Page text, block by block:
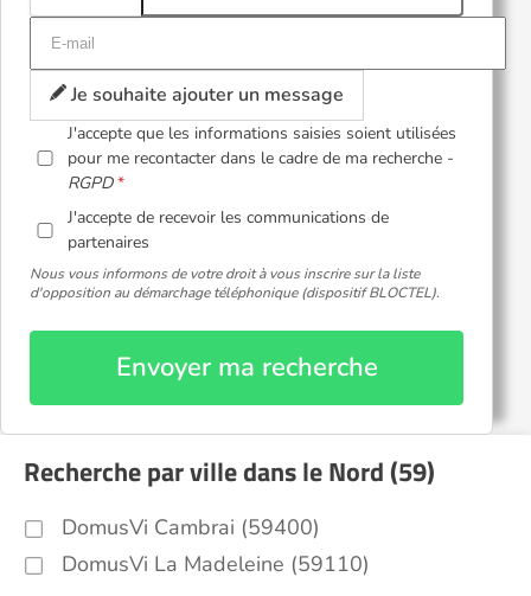
Je souhaite ajouter un message
J'accepte que les informations saisies soient utilisées
pour me recontacter dans le cadre de ma recherche -
RGPD
J'accepte de recevoir les communications de
partenaires
Nous vous informons de votre droit à vous inscrire sur la liste
d'opposition au démarchage téléphonique (dispositif BLOCTEL).
Envoyer ma recherche
Recherche par ville dans le Nord (59)
DomusVi Cambrai (59400)
DomusVi La Madeleine (59110)